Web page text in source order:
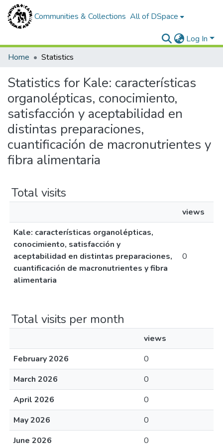
Communities & Collections All of DSpace
Log In
Home
Statistics
Statistics for Kale: características
organolépticas, conocimiento,
satisfacción y aceptabilidad en
distintas preparaciones,
cuantificación de macronutrientes y
fibra alimentaria
Total visits
views
Kale: características organolépticas,
conocimiento, satisfacción y
aceptabilidad en distintas preparaciones,
cuantificación de macronutrientes y fibra
alimentaria
0
Total visits per month
views
February 2026
0
March 2026
0
April 2026
0
May 2026
0
June 2026
0